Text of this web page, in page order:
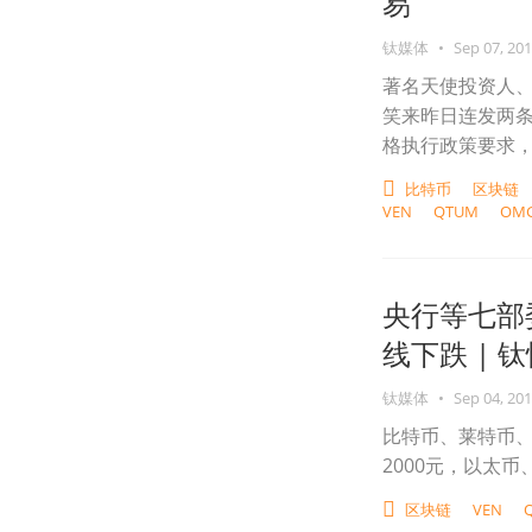
钛媒体 • Sep 07,
著名天使投资人
笑来昨日连发两
格执行政策要求
比特币
区块链
VEN
QTUM
央行等七
线下跌 |
钛媒体 • Sep 04,
比特币、莱特币
2000元，以太币
区块链 VEN